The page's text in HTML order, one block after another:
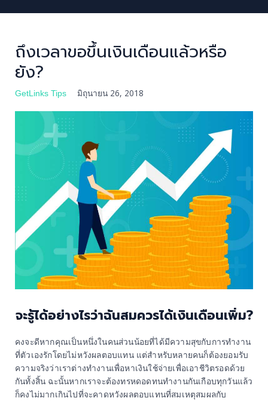
หางาน
ตำแหน่งงาน
บทความ
กิจกรรม
เข้าสู่ระบบ
สมัครสมาชิก
ถึงเวลาขอขึ้นเงินเดือนแล้วหรือ
ยัง?
GetLinks Tips มิถุนายน 26, 2018
จะรู้ได้อย่างไรว่าฉันสมควรได้เงินเดือนเพิ่ม?
คงจะดีหากคุณเป็นหนึ่งในคนส่วนน้อยที่ได้มีความสุขกับการทำงาน
ที่ตัวเองรักโดยไม่หวังผลตอบแทน แต่สำหรับหลายคนก็ต้องยอมรับ
ความจริงว่าเราต่างทำงานเพื่อหาเงินใช้จ่ายเพื่อเอาชีวิตรอดด้วย
กันทั้งสิ้น ฉะนั้นหากเราจะต้องทรหดอดทนทำงานกันเกือบทุกวันแล้ว
ก็คงไม่มากเกินไปที่จะคาดหวังผลตอบแทนที่สมเหตุสมผลกับ